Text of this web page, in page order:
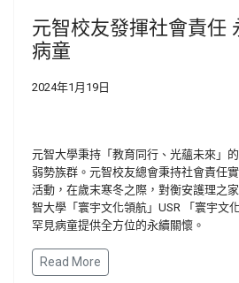
元智校友發揮社會責任
病童
2024年1月19日
元智大學秉持「教育同行、光蘊未來」
弱勢族群。元智校友總會秉持社會責任
活動，在歲末寒冬之際，對衡安護理之
智大學「寰宇文化領航」USR 「寰宇文
罕見病童提供全方位的永續關懷。
Read More